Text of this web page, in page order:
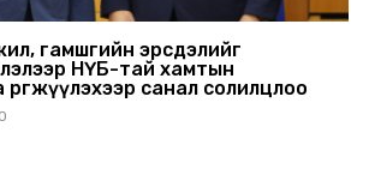
гамшгийн эрсдэлийг
НҮБ-тай хамтын
санал солилцлоо